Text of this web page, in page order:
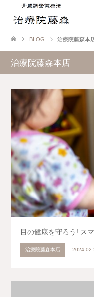
BLOG 治療院藤森本
治療院藤森本店
目の健康を守ろう! ス
治療院藤森本店